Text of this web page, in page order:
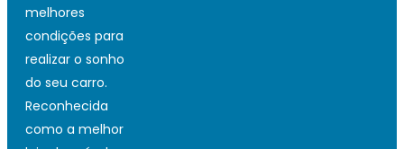
melhores
condições para
realizar o sonho
do seu carro.
Reconhecida
como a melhor